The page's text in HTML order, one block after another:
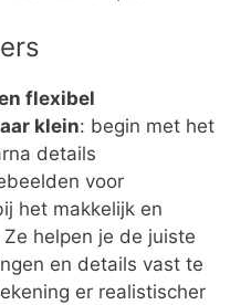
flexibel
klein: begin met het
details
voor
het makkelijk en
helpen je de juiste
en details vast te
er realistischer